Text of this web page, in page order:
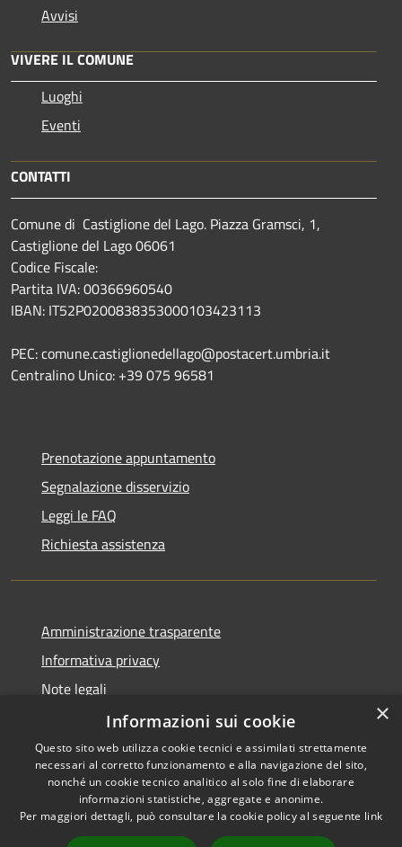
Avvisi
VIVERE IL COMUNE
Luoghi
Eventi
CONTATTI
Comune di Castiglione del Lago. Piazza Gramsci, 1,
Castiglione del Lago 06061
Codice Fiscale:
Partita IVA: 00366960540
IBAN: IT52P0200838353000103423113
PEC: comune.castiglionedellago@postacert.umbria.it
Centralino Unico: +39 075 96581
Prenotazione appuntamento
Segnalazione disservizio
Leggi le FAQ
Richiesta assistenza
Amministrazione trasparente
Informativa privacy
Note legali
Dichiarazione di accessibilità
RSS
Accessibilità
Copyright © 2026 • Comune di
×
Informazioni sui cookie
Questo sito web utilizza cookie tecnici e assimilati strettamente
necessari al corretto funzionamento e alla navigazione del sito,
nonché un cookie tecnico analitico al solo fine di elaborare
informazioni statistiche, aggregate e anonime.
Per maggiori dettagli, può consultare la cookie policy al seguente link